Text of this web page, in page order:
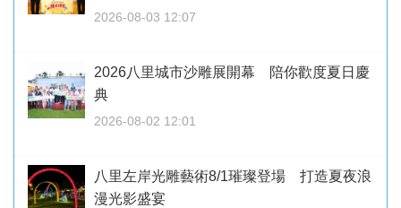
2026-08-03 12:07
2026八里城市沙雕展開幕 陪你歡度夏日慶
典
2026-08-02 12:01
八里左岸光雕藝術8/1璀璨登場 打造夏夜浪
漫光影盛宴